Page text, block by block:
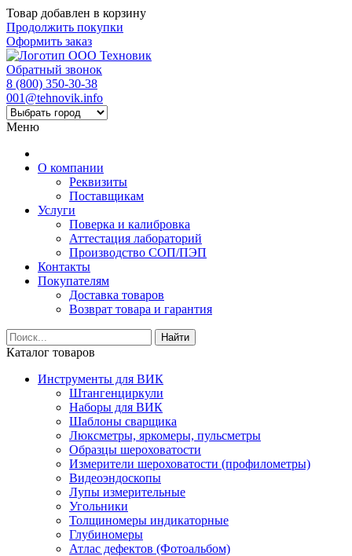
Товар добавлен в корзину
Продолжить покупки
Оформить заказ
Обратный звонок
8 (800) 350-30-38
001@tehnovik.info
Меню
О компании
Реквизиты
Поставщикам
Услуги
Поверка и калибровка
Аттестация лабораторий
Производство СОП/ПЭП
Контакты
Покупателям
Доставка товаров
Возврат товара и гарантия
Найти
Каталог товаров
Инструменты для ВИК
Штангенциркули
Наборы для ВИК
Шаблоны сварщика
Люксметры, яркомеры, пульсметры
Образцы шероховатости
Измерители шероховатости (профилометры)
Видеоэндоскопы
Лупы измерительные
Угольники
Толщиномеры индикаторные
Глубиномеры
Атлас дефектов (Фотоальбом)